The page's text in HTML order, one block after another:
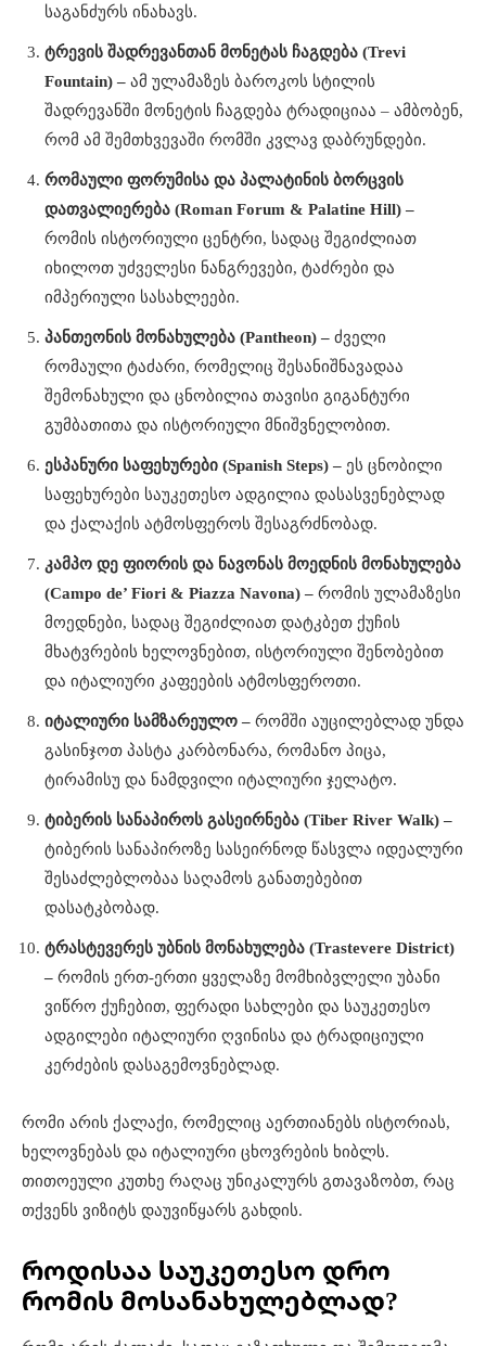
საგანძურს ინახავს.
ტრევის შადრევანთან მონეტას ჩაგდება (Trevi
Fountain) – ამ ულამაზეს ბაროკოს სტილის
შადრევანში მონეტის ჩაგდება ტრადიციაა – ამბობენ,
რომ ამ შემთხვევაში რომში კვლავ დაბრუნდები.
რომაული ფორუმისა და პალატინის ბორცვის
დათვალიერება (Roman Forum & Palatine Hill) –
რომის ისტორიული ცენტრი, სადაც შეგიძლიათ
იხილოთ უძველესი ნანგრევები, ტაძრები და
იმპერიული სასახლეები.
პანთეონის მონახულება (Pantheon) – ძველი
რომაული ტაძარი, რომელიც შესანიშნავადაა
შემონახული და ცნობილია თავისი გიგანტური
გუმბათითა და ისტორიული მნიშვნელობით.
ესპანური საფეხურები (Spanish Steps) – ეს ცნობილი
საფეხურები საუკეთესო ადგილია დასასვენებლად
და ქალაქის ატმოსფეროს შესაგრძნობად.
კამპო დე ფიორის და ნავონას მოედნის მონახულება
(Campo de’ Fiori & Piazza Navona) – რომის ულამაზესი
მოედნები, სადაც შეგიძლიათ დატკბეთ ქუჩის
მხატვრების ხელოვნებით, ისტორიული შენობებით
და იტალიური კაფეების ატმოსფეროთი.
იტალიური სამზარეულო – რომში აუცილებლად უნდა
გასინჯოთ პასტა კარბონარა, რომანო პიცა,
ტირამისუ და ნამდვილი იტალიური ჯელატო.
ტიბერის სანაპიროს გასეირნება (Tiber River Walk) –
ტიბერის სანაპიროზე სასეირნოდ წასვლა იდეალური
შესაძლებლობაა საღამოს განათებებით
დასატკბობად.
ტრასტევერეს უბნის მონახულება (Trastevere District)
– რომის ერთ-ერთი ყველაზე მომხიბვლელი უბანი
ვიწრო ქუჩებით, ფერადი სახლები და საუკეთესო
ადგილები იტალიური ღვინისა და ტრადიციული
კერძების დასაგემოვნებლად.
რომი არის ქალაქი, რომელიც აერთიანებს ისტორიას,
ხელოვნებას და იტალიური ცხოვრების ხიბლს.
თითოეული კუთხე რაღაც უნიკალურს გთავაზობთ, რაც
თქვენს ვიზიტს დაუვიწყარს გახდის.
როდისაა საუკეთესო დრო
რომის მოსანახულებლად?